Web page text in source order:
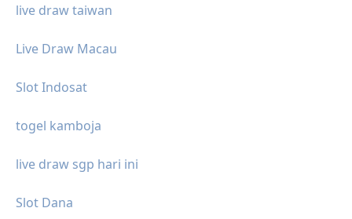
live draw taiwan
Live Draw Macau
Slot Indosat
togel kamboja
live draw sgp hari ini
Slot Dana